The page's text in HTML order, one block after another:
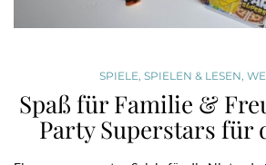
SPIELE, SPIELEN & LESEN,
Spaß für Familie &
Party Superstars für